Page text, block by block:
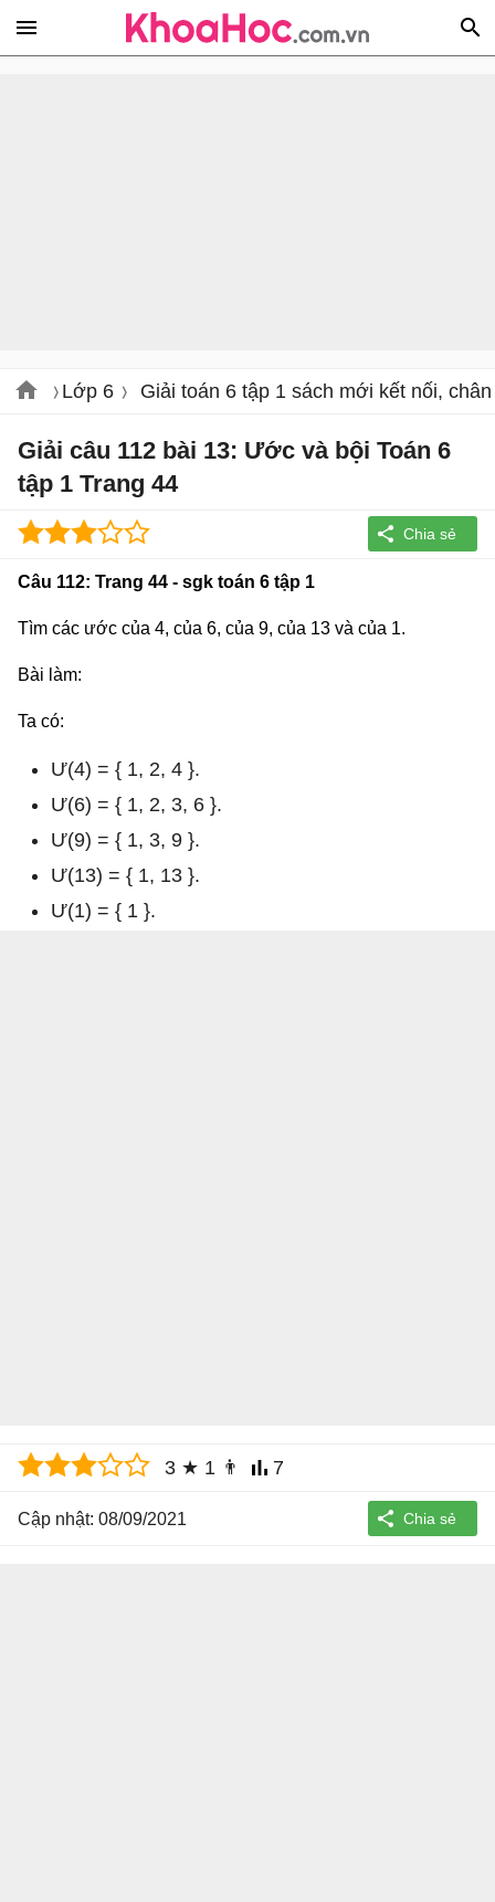
Lớp 6 Giải toán 6 tập 1 sách mới kết nối,
Giải câu 112 bài 13: Ước và bội Toán 6
tập 1 Trang 44
Câu 112: Trang 44 - sgk toán 6 tập 1
Tìm các ước của 4, của 6, của 9, của 13 và của 1.
Bài làm:
Ta có:
Ư(4) = { 1, 2, 4 }.
Ư(6) = { 1, 2, 3, 6 }.
Ư(9) = { 1, 3, 9 }.
Ư(13) = { 1, 13 }.
Ư(1) = { 1 }.
3 ★ 1 👨 7
Cập nhật: 08/09/2021